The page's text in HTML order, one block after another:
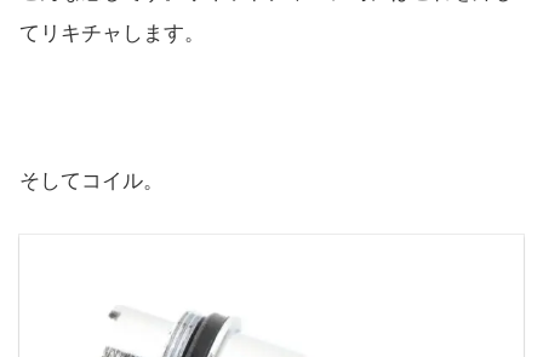
てリキチャします。
そしてコイル。